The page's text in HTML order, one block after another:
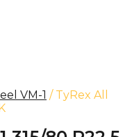
VM-1 / TyRex All